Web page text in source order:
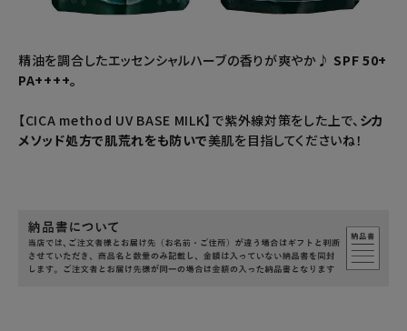
精油を調合したエッセンシャルハーブの香りが爽やか♪ SPF 50+
PA++++。
【CICA method UV BASE MILK】で紫外線対策をした上で、 シカ
メソッド処方で肌荒れをも防いで美肌を目指してくださいね！